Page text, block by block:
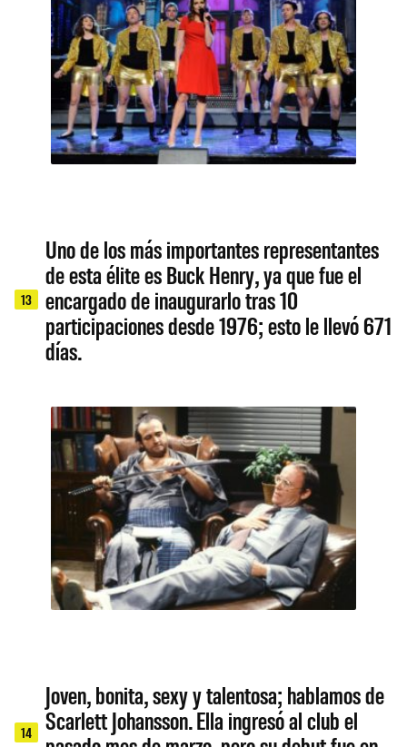
13
Uno de los más importantes representantes
de esta élite es Buck Henry, ya que fue el
encargado de inaugurarlo tras 10
participaciones desde 1976; esto le llevó 671
días.
14
Joven, bonita, sexy y talentosa; hablamos de
Scarlett Johansson. Ella ingresó al club el